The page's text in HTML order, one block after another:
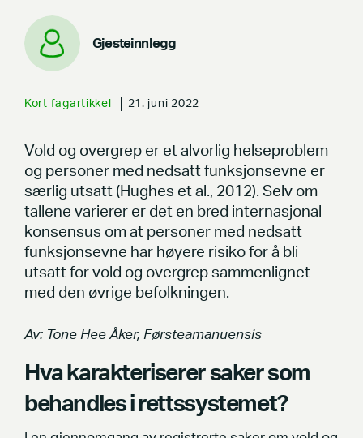
Gjesteinnlegg
Kort fagartikkel 21. juni 2022
Vold og overgrep er et alvorlig helseproblem
og personer med nedsatt funksjonsevne er
særlig utsatt (Hughes et al., 2012). Selv om
tallene varierer er det en bred internasjonal
konsensus om at personer med nedsatt
funksjonsevne har høyere risiko for å bli
utsatt for vold og overgrep sammenlignet
med den øvrige befolkningen.
Av: Tone Hee Åker, Førsteamanuensis
Hva karakteriserer saker som
behandles i rettssystemet?